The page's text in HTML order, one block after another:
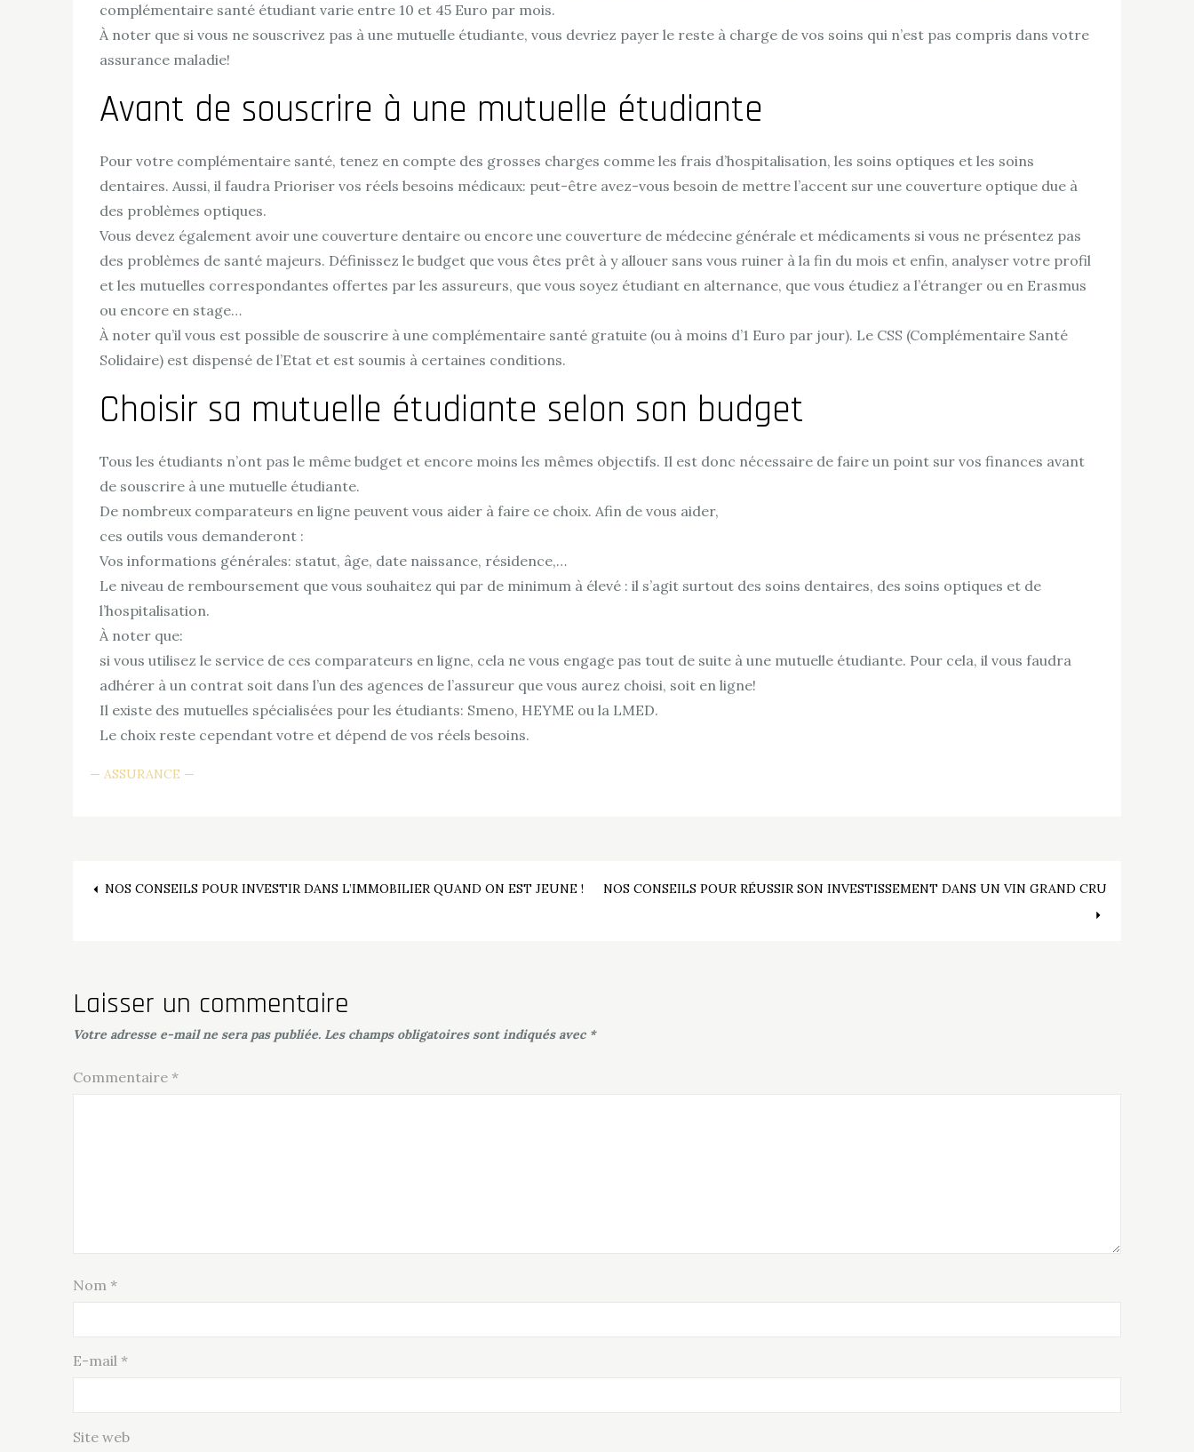
complémentaire santé étudiant varie entre 10 et 45 Euro par mois.
À noter que si vous ne souscrivez pas à une mutuelle étudiante, vous devriez payer le reste à charge de vos soins qui n’est pas compris dans votre
assurance maladie!
Avant de souscrire à une mutuelle étudiante
Pour votre complémentaire santé, tenez en compte des grosses charges comme les frais d’hospitalisation, les soins optiques et les soins
dentaires. Aussi, il faudra Prioriser vos réels besoins médicaux: peut-être avez-vous besoin de mettre l’accent sur une couverture optique due à
des problèmes optiques.
Vous devez également avoir une couverture dentaire ou encore une couverture de médecine générale et médicaments si vous ne présentez pas
des problèmes de santé majeurs. Définissez le budget que vous êtes prêt à y allouer sans vous ruiner à la fin du mois et enfin, analyser votre profil
et les mutuelles correspondantes offertes par les assureurs, que vous soyez étudiant en alternance, que vous étudiez a l’étranger ou en Erasmus
ou encore en stage…
À noter qu’il vous est possible de souscrire à une complémentaire santé gratuite (ou à moins d’1 Euro par jour). Le CSS (Complémentaire Santé
Solidaire) est dispensé de l’Etat et est soumis à certaines conditions.
Choisir sa mutuelle étudiante selon son budget
Tous les étudiants n’ont pas le même budget et encore moins les mêmes objectifs. Il est donc nécessaire de faire un point sur vos finances avant
de souscrire à une mutuelle étudiante.
De nombreux comparateurs en ligne peuvent vous aider à faire ce choix. Afin de vous aider,
ces outils vous demanderont :
Vos informations générales: statut, âge, date naissance, résidence,…
Le niveau de remboursement que vous souhaitez qui par de minimum à élevé : il s’agit surtout des soins dentaires, des soins optiques et de
l’hospitalisation.
À noter que:
si vous utilisez le service de ces comparateurs en ligne, cela ne vous engage pas tout de suite à une mutuelle étudiante. Pour cela, il vous faudra
adhérer à un contrat soit dans l’un des agences de l’assureur que vous aurez choisi, soit en ligne!
Il existe des mutuelles spécialisées pour les étudiants: Smeno, HEYME ou la LMED.
Le choix reste cependant votre et dépend de vos réels besoins.
ASSURANCE
Navigation
l’article
NOS CONSEILS POUR INVESTIR DANS L’IMMOBILIER QUAND ON EST JEUNE ! NOS CONSEILS POUR RÉUSSIR SON INVESTISSEMENT DANS UN VIN GRAND CRU
Laisser un commentaire
Votre adresse e-mail ne sera pas publiée. Les champs obligatoires sont indiqués avec *
Commentaire *
Nom *
E-mail *
Site web